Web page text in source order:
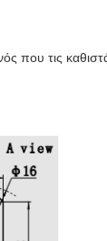
που τις